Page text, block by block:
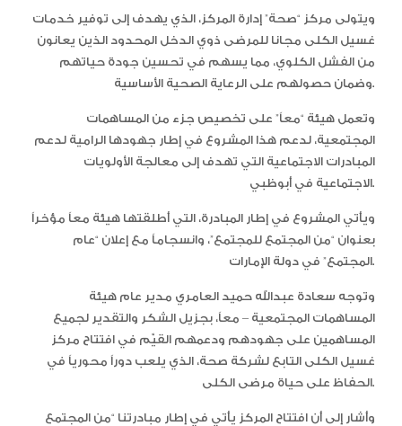
ويتولى مركز “صحة” إدارة المركز، الذي يهدف إلى توفير خدمات
غسيل الكلى مجانا للمرضى ذوي الدخل المحدود الذين يعانون
من الفشل الكلوي، مما يسهم في تحسين جودة حياتهم
وضمان حصولهم على الرعاية الصحية الأساسية.
وتعمل هيئة “معاً” على تخصيص جزء من المساهمات
المجتمعية، لدعم هذا المشروع في إطار جهودها الرامية لدعم
المبادرات الاجتماعية التي تهدف إلى معالجة الأولويات
الاجتماعية في أبوظبي.
ويأتي المشروع في إطار المبادرة، التي أطلقتها هيئة معاً مؤخراً
بعنوان “من المجتمع للمجتمع”، وانسجاماً مع إعلان “عام
المجتمع” في دولة الإمارات.
وتوجه سعادة عبدالله حميد العامري مدير عام هيئة
المساهمات المجتمعية – معاً، بجزيل الشكر والتقدير لجميع
المساهمين على جهودهم ودعمهم القيّم في افتتاح مركز
غسيل الكلى التابع لشركة صحة، الذي يلعب دوراً محورياً في
الحفاظ على حياة مرضى الكلى.
وأشار إلى أن افتتاح المركز يأتي في إطار مبادرتنا “من المجتمع